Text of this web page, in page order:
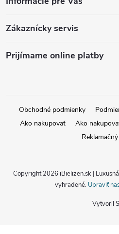
Zákaznícky servis
Prijímame online platby
Obchodné podmienky
Ako nakupovať
Ako
Vytvoril
Copyright 2026 iBielizen.sk |
vyhradené. Upraviť